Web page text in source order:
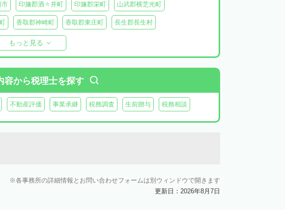
市 印旛郡酒々井町 印旛郡栄町 山武郡横芝光町
香取郡神崎町 香取郡東庄町 長生郡長生村
長生郡睦沢町
もっと見る
容から税理士を探す
不動産評価 事業承継 税務調査 生前贈与 税務相談
各事務所の詳細情報とお問い合わせフォームは別ウィンドウで開きます
更新日：2026年8月7日